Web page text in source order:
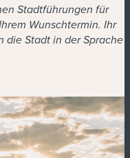
Stadtführungen für
Wunschtermin. Ihr
die Stadt in der Sprache